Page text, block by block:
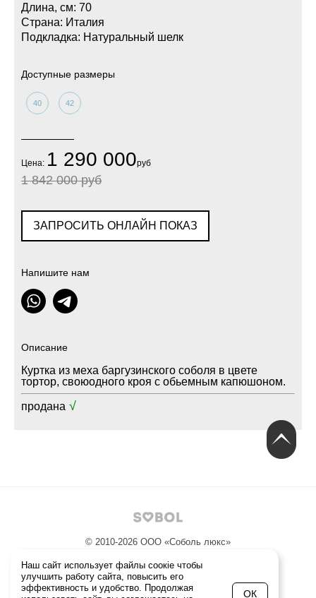
Длина, см: 70
Страна: Италия
Подкладка: Натуральный шелк
Доступные размеры
40 42
Цена: 1 290 000руб
1 842 000 руб
ЗАПРОСИТЬ ОНЛАЙН ПОКАЗ
Напишите нам
Описание
Куртка из меха баргузинского соболя в цвете
тортор, своюодного кроя с обьемным капюшоном.
продана √
© 2010-2026 ООО «Соболь люкс»
Политика конфиденциальности
+7 (495) 229-20-21
Наш сайт использует файлы соокіе чтобы
улучшить работу сайта, повысить его
эффективность и удобство. Продолжая
ОК